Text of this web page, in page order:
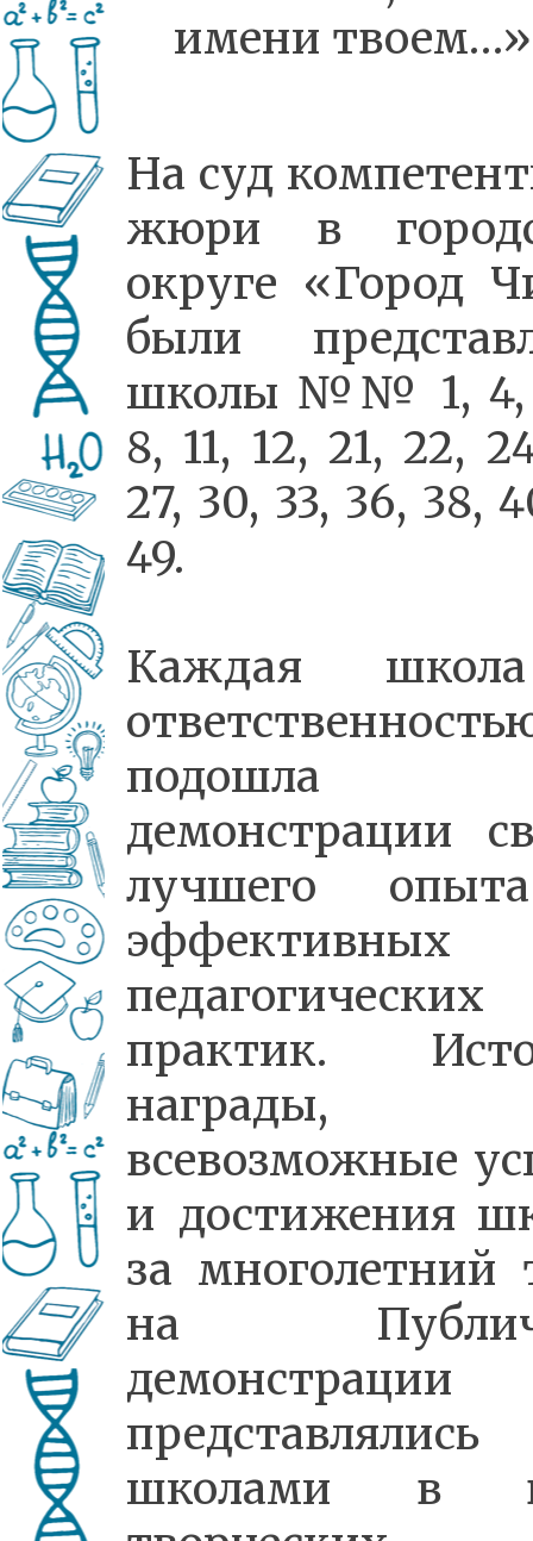
имени
На суд
жюри в
округе «Город
были
школы №№ 1, 4,
8, 11, 12, 21, 22,
27, 30, 33, 36, 38,
49.
Каждая
демонстрации
лучшего
эффективных
педагогических
практик.
награды,
всевозможные
и достижения
за многолетний
на
демонстрации
представлялись
школами в